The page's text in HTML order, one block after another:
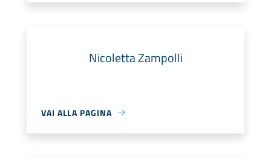
Nicoletta Zampolli
VAI ALLA PAGINA